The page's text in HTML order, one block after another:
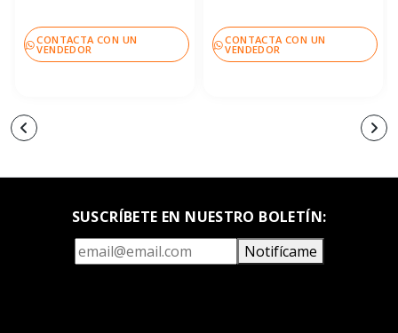
CONTACTA CON UN
VENDEDOR
CONTACTA CON UN
VENDEDOR
SUSCRÍBETE EN NUESTRO BOLETÍN:
Notifícame